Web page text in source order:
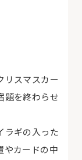
リスマスカー
題を終わらせ
ラギの入った
やカードの中